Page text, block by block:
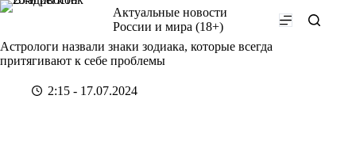
Перейти
Актуальные новости
России и мира (18+)
Астрологи назвали знаки зодиака, которые всегда
притягивают к себе проблемы
2:15 - 17.07.2024